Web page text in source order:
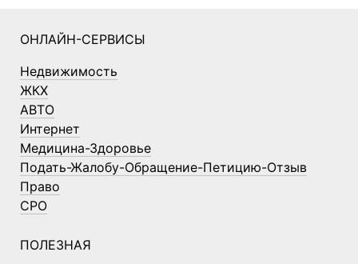
ОНЛАЙН-СЕРВИСЫ
Недвижимость
ЖКХ
АВТО
Интернет
Медицина-Здоровье
Подать-Жалобу-Обращение-Петицию-Отзыв
Право
СРО
ПОЛЕЗНАЯ